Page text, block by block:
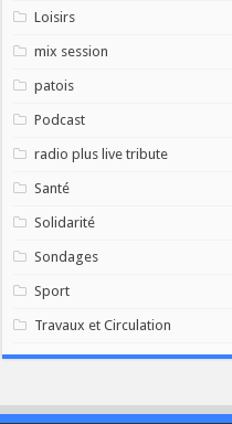
Loisirs
mix session
patois
Podcast
radio plus live tribute
Santé
Solidarité
Sondages
Sport
Travaux et Circulation